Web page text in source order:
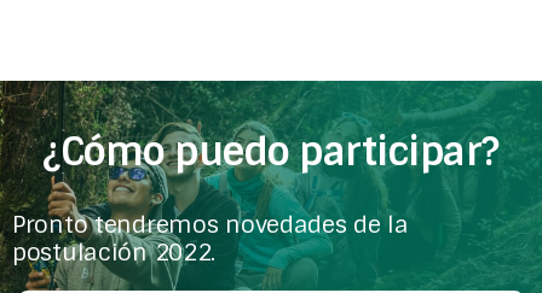
¿Cómo puedo participar?
Pronto tendremos novedades de la
postulación 2022.